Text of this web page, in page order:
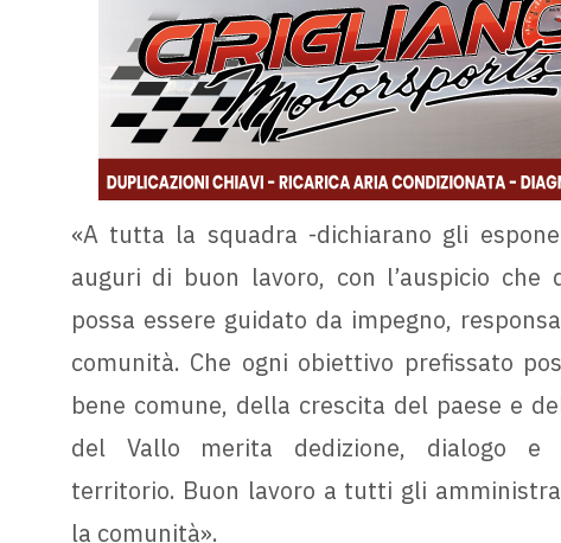
«A tutta la squadra -dichiarano gli
auguri di buon lavoro, con l’auspicio che
possa essere guidato da impegno,
comunità. Che ogni obiettivo prefissato
bene comune, della crescita del paese e
del Vallo merita dedizione, dialogo
territorio. Buon lavoro a tutti gli
la comunità».